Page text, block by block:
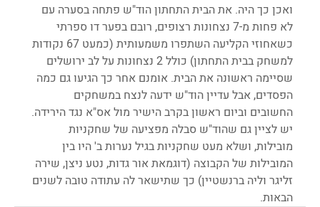
ואכן כך היה. את הבית התחתון הוד"ש פתחה בסערה עם
לא פחות מ-7 נצחונות רצופים, רובם בפער דו ספרתי
כשאחוזי הקליעה השתפרו משמעותית (כמעט 67 נקודות
למשחק בבית התחתון) כולל 2 נצחונות על לב ירושלים
שסיימה ראשונה את הבית. אומנם אחר כך הגיעו גם כמה
הפסדים, אבל עדיין הוד"ש ידעה לנצח במשחקים
החשובים וביום ראשון בקרב הישיר מול אס"א נגד הירידה.
יש לציין גם שהוד"ש סבלה מפציעה של שחקניות
מובילות, ושלא מעט שחקניות בגיל נערות ב' היו בין
המובילות של הקבוצה (דוגמאת אור גדות, נטע ניצן, שירה
זליגר וליה ברנשטיין) כך שתישאר לה עתודה טובה לשנים
הבאות.